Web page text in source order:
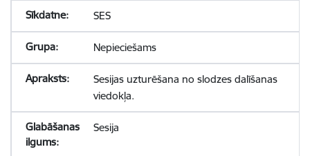
SES
Nepieciešams
Sesijas uzturēšana no slodzes dalīšanas
viedokļa.
Sesija